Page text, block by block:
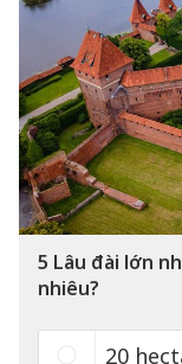
5 Lâu đài lớn
nhiêu?
20